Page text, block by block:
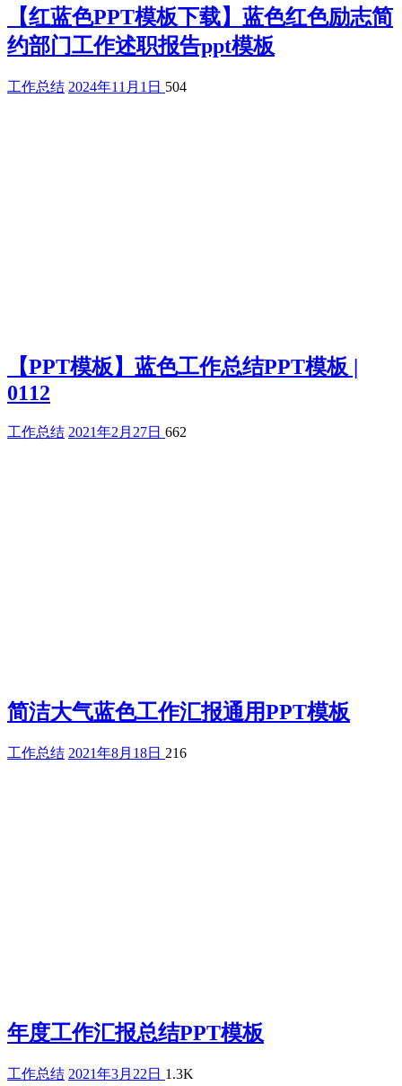
【红蓝色PPT模板下载】蓝色红色励志简
约部门工作述职报告ppt模板
工作总结 2024年11月1日 504
【PPT模板】蓝色工作总结PPT模板 |
0112
工作总结 2021年2月27日 662
简洁大气蓝色工作汇报通用PPT模板
工作总结 2021年8月18日 216
年度工作汇报总结PPT模板
工作总结 2021年3月22日 1.3K